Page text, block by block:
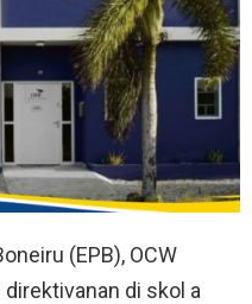
(EPB), OCW
direktivanan di skol a